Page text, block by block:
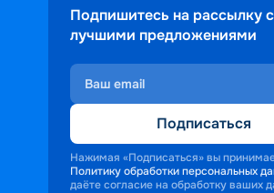
Подпишитесь на рассылку с
лучшими предложениями
Подписаться
Нажимая «Подписаться» вы
Политику обработки персональных
даёте согласие на обработку ваших